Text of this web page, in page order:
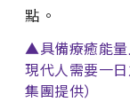
點。
▲具備療癒能量
現代人需要一
集團提供）